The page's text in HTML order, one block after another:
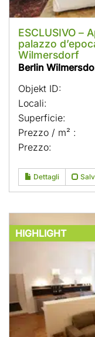
ESCLUSIVO –
palazzo
Wilmersdorf
Berlin
Objekt ID:
Locali:
Superficie:
Prezzo / m² :
Prezzo:
Dettagli
HIGHLIGHT